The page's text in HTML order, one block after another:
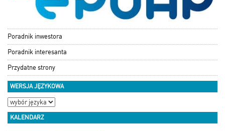
Poradnik inwestora
Poradnik interesanta
Przydatne strony
WERSJA JĘZYKOWA
KALENDARZ